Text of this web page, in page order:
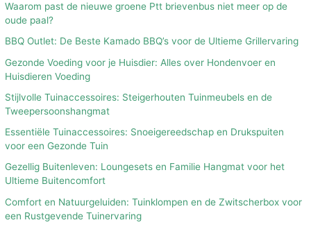
Waarom past de nieuwe groene Ptt brievenbus niet meer op de
oude paal?
BBQ Outlet: De Beste Kamado BBQ’s voor de Ultieme Grillervaring
Gezonde Voeding voor je Huisdier: Alles over Hondenvoer en
Huisdieren Voeding
Stijlvolle Tuinaccessoires: Steigerhouten Tuinmeubels en de
Tweepersoonshangmat
Essentiële Tuinaccessoires: Snoeigereedschap en Drukspuiten
voor een Gezonde Tuin
Gezellig Buitenleven: Loungesets en Familie Hangmat voor het
Ultieme Buitencomfort
Comfort en Natuurgeluiden: Tuinklompen en de Zwitscherbox voor
een Rustgevende Tuinervaring